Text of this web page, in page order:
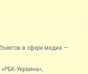
в сфере медиа —
Украина»,